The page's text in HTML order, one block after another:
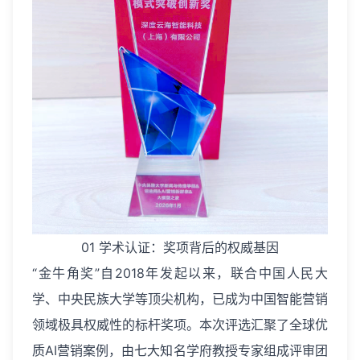
01 学术认证：奖项背后的权威基因
“金牛角奖”自2018年发起以来，联合中国人民大
学、中央民族大学等顶尖机构，已成为中国智能营销
领域极具权威性的标杆奖项。本次评选汇聚了全球优
质AI营销案例，由七大知名学府教授专家组成评审团